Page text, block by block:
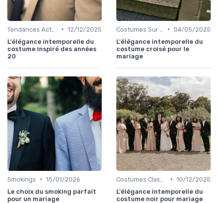
• 12/12/2025
L'élégance intemporelle du
costume inspiré des années
20
• 04/05/2025
L'élégance intemporelle du
costume croisé pour le
mariage
Smokings • 15/01/2026
Le choix du smoking parfait
pour un mariage
• 10/12/2025
L'élégance intemporelle du
costume noir pour mariage